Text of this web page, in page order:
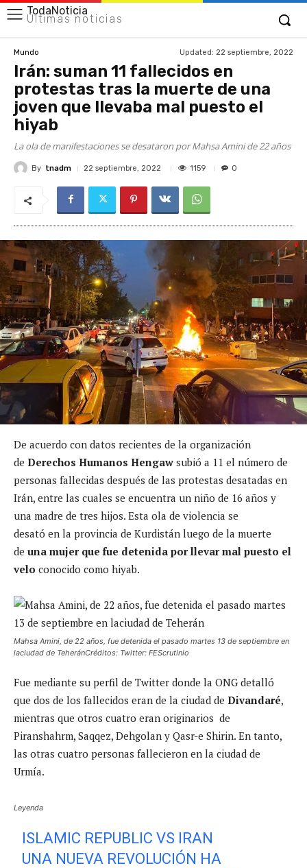
TodaNoticia
Últimas noticias
Mundo Updated: 22 septiembre, 2022
Irán: suman 11 fallecidos en
protestas tras la muerte de una
joven que llevaba mal puesto el
hiyab
La ola de manifestaciones se desataron por Mahsa Amini de 22 años
By tnadm 22 septiembre, 2022 1159 0
De acuerdo con datos recientes de la organización
de Derechos Humanos Hengaw subió a 11 el número de
personas fallecidas después de las protestas desatadas en
Irán, entre las cuales se encuentra un niño de 16 años y
una madre de tres hijos. Esta ola de violencia se
desató en la provincia de Kurdistán luego de la muerte
de una mujer que fue detenida por llevar mal puesto el
velo conocido como hiyab.
Mahsa Amini, de 22 años, fue detenida el pasado martes 13 de septiembre en
laciudad de TeheránCréditos: Twitter: FEScrutinio
Fue mediante su perfil de Twitter donde la ONG detalló
que dos de los fallecidos eran de la ciudad de Divandaré,
mientras que otros cuatro eran originarios de
Piranshahrm, Saqqez, Dehgolan y Qasr-e Shirin. En tanto,
las otras cuatro personas fallecieron en la ciudad de
Urmía.
Leyenda
ISLAMIC REPUBLIC VS IRAN
UNA NUEVA REVOLUCIÓN HA